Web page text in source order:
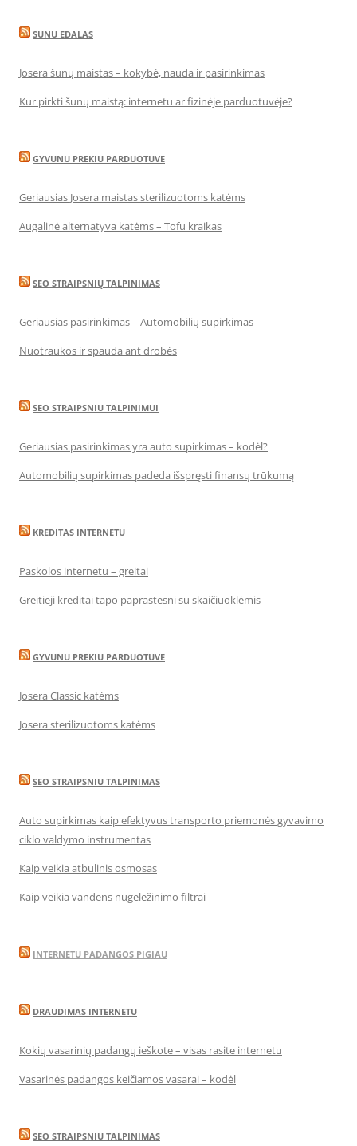
SUNU EDALAS
Josera šunų maistas – kokybė, nauda ir pasirinkimas
Kur pirkti šunų maistą: internetu ar fizinėje parduotuvėje?
GYVUNU PREKIU PARDUOTUVE
Geriausias Josera maistas sterilizuotoms katėms
Augalinė alternatyva katėms – Tofu kraikas
SEO STRAIPSNIŲ TALPINIMAS
Geriausias pasirinkimas – Automobilių supirkimas
Nuotraukos ir spauda ant drobės
SEO STRAIPSNIU TALPINIMUI
Geriausias pasirinkimas yra auto supirkimas – kodėl?
Automobilių supirkimas padeda išspręsti finansų trūkumą
KREDITAS INTERNETU
Paskolos internetu – greitai
Greitieji kreditai tapo paprastesni su skaičiuoklėmis
GYVUNU PREKIU PARDUOTUVE
Josera Classic katėms
Josera sterilizuotoms katėms
SEO STRAIPSNIU TALPINIMAS
Auto supirkimas kaip efektyvus transporto priemonės gyvavimo
ciklo valdymo instrumentas
Kaip veikia atbulinis osmosas
Kaip veikia vandens nugeležinimo filtrai
INTERNETU PADANGOS PIGIAU
DRAUDIMAS INTERNETU
Kokių vasarinių padangų ieškote – visas rasite internetu
Vasarinės padangos keičiamos vasarai – kodėl
SEO STRAIPSNIU TALPINIMAS